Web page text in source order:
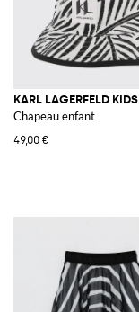
KARL LAGERFELD KIDS
Chapeau enfant
49,00 €